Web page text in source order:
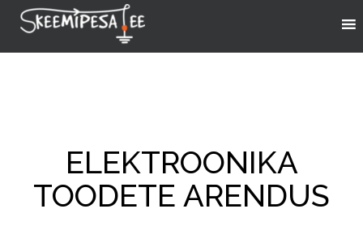
ELEKTROONIKA
TOODETE ARENDUS